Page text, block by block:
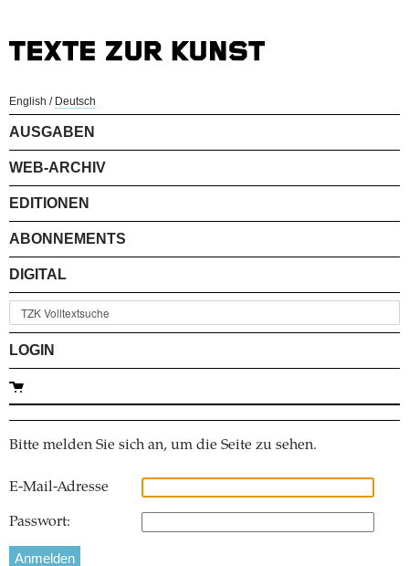
English / Deutsch
AUSGABEN
WEB-ARCHIV
EDITIONEN
ABONNEMENTS
DIGITAL
LOGIN
Bitte melden Sie sich an, um die Seite zu sehen.
E-Mail-Adresse
Passwort: